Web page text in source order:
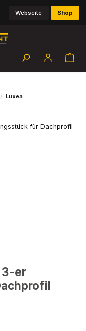
Webseite Shop
/ Luxea
3-er